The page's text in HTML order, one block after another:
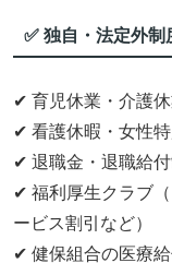
✅ 独自・法定外制
✔ 育児休業・介護
✔ 看護休暇・女性
✔ 退職金・退職給付
✔ 福利厚生クラブ
ービス割引など）
✔ 健保組合の医療